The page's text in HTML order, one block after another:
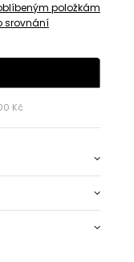
položkám
srovnání
Kč